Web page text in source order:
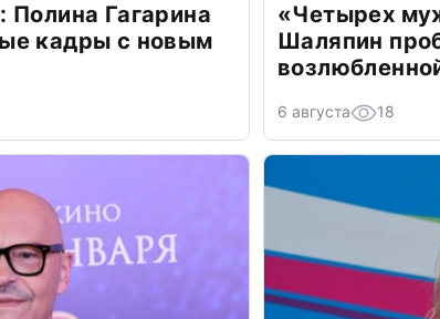
Гагарина
кадры с новым
«Четырех
Шаляпин
6 августа 18